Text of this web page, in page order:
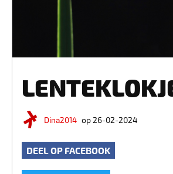
Dina2014 op 26-02-2024
DEEL OP FACEBOOK